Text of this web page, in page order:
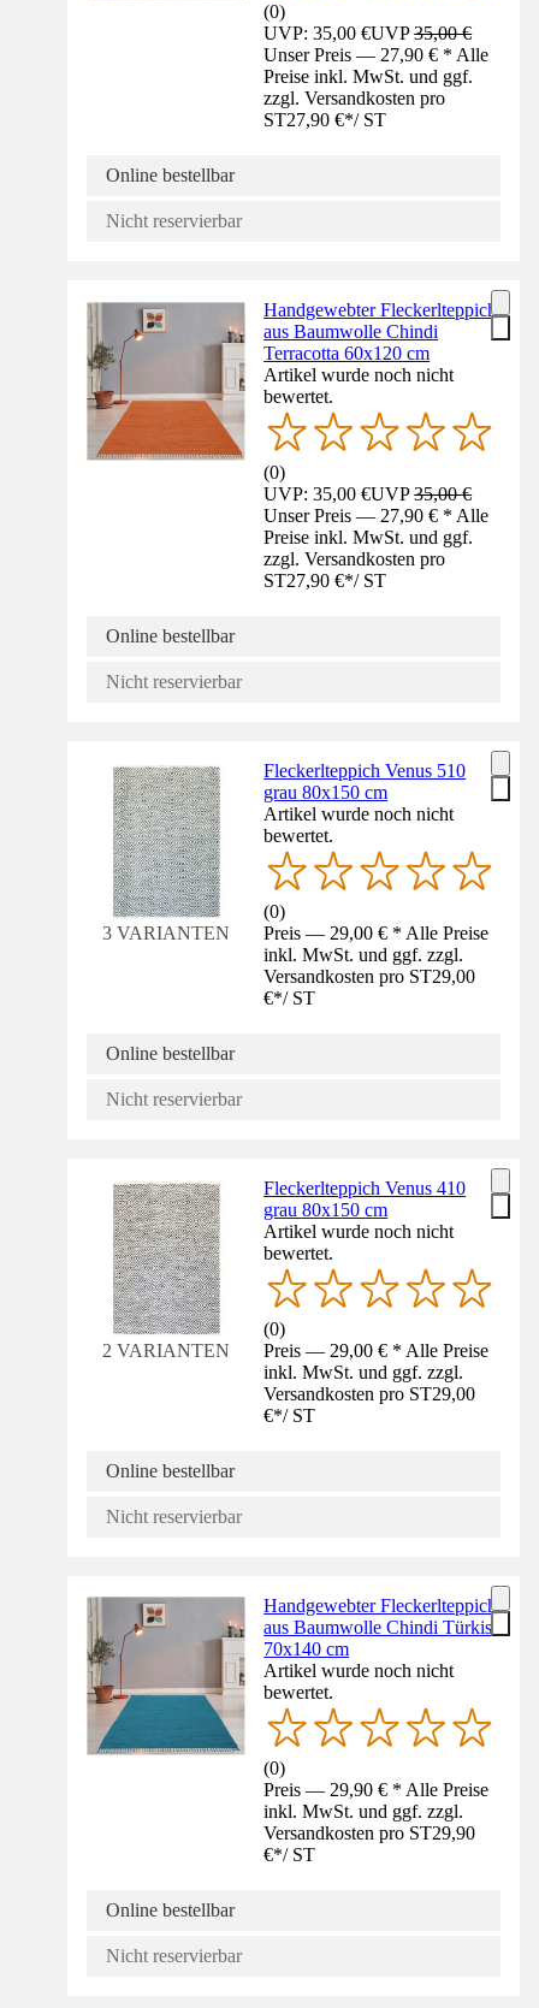
(0)
UVP: 35,00 €UVP35,00 €
Unser Preis — 27,90 € * Alle
Preise inkl. MwSt. und ggf.
zzgl. Versandkosten pro
ST27,90 €*/ ST
Online bestellbar
Nicht reservierbar
Handgewebter Fleckerlteppich
aus Baumwolle Chindi
Terracotta 60x120 cm
Artikel wurde noch nicht
bewertet.
(0)
UVP: 35,00 €UVP35,00 €
Unser Preis — 27,90 € * Alle
Preise inkl. MwSt. und ggf.
zzgl. Versandkosten pro
ST27,90 €*/ ST
Online bestellbar
Nicht reservierbar
3 VARIANTEN
Fleckerlteppich Venus 510
grau 80x150 cm
Artikel wurde noch nicht
bewertet.
(0)
Preis — 29,00 € * Alle Preise
inkl. MwSt. und ggf. zzgl.
Versandkosten pro ST29,00
€*/ ST
Online bestellbar
Nicht reservierbar
2 VARIANTEN
Fleckerlteppich Venus 410
grau 80x150 cm
Artikel wurde noch nicht
bewertet.
(0)
Preis — 29,00 € * Alle Preise
inkl. MwSt. und ggf. zzgl.
Versandkosten pro ST29,00
€*/ ST
Online bestellbar
Nicht reservierbar
Handgewebter Fleckerlteppich
aus Baumwolle Chindi Türkis
70x140 cm
Artikel wurde noch nicht
bewertet.
(0)
Preis — 29,90 € * Alle Preise
inkl. MwSt. und ggf. zzgl.
Versandkosten pro ST29,90
€*/ ST
Online bestellbar
Nicht reservierbar